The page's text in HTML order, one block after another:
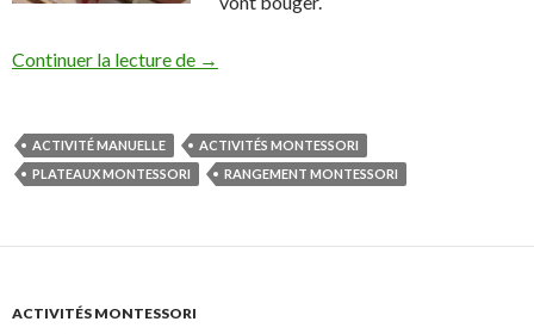
Continuer la lecture de Aménagements Montessori
→
ACTIVITÉ MANUELLE
ACTIVITÉS MONTESSORI
PLATEAUX MONTESSORI
RANGEMENT MONTESSORI
ACTIVITÉS MONTESSORI